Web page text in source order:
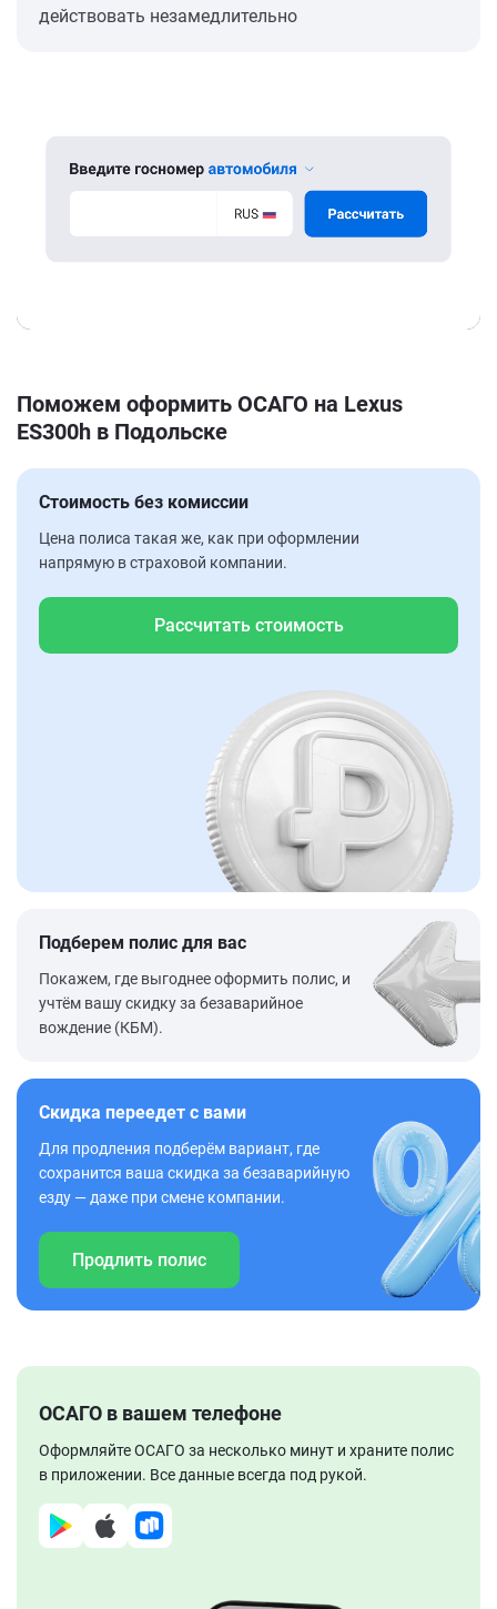
действовать незамедлительно
Поможем оформить ОСАГО на Lexus
ES300h в Подольске
Стоимость без комиссии
Цена полиса такая же, как при оформлении
напрямую в страховой компании.
Рассчитать стоимость
Подберем полис для вас
Покажем, где выгоднее оформить полис, и
учтём вашу скидку за безаварийное
вождение (КБМ).
Скидка переедет с вами
Для продления подберём вариант, где
сохранится ваша скидка за безаварийную
езду — даже при смене компании.
Продлить полис
ОСАГО в вашем телефоне
Оформляйте ОСАГО за несколько минут и храните полис
в приложении. Все данные всегда под рукой.